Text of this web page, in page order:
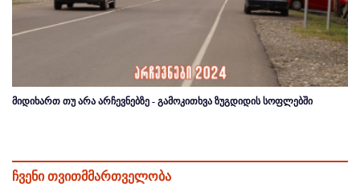
მიდიხართ თუ არა არჩევნებზე - გამოკითხვა ზუგდიდის სოფლებში
ჩვენი თვითმმართველობა